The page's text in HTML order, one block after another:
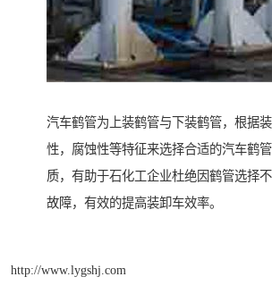
汽车鹤管为上装鹤管与下装鹤管，根据
性，腐蚀性等特征来选择合适的汽车鹤
质，有助于石化工企业杜绝因鹤管选择
故障，有效的提高装卸车效率。
http://www.lygshj.com